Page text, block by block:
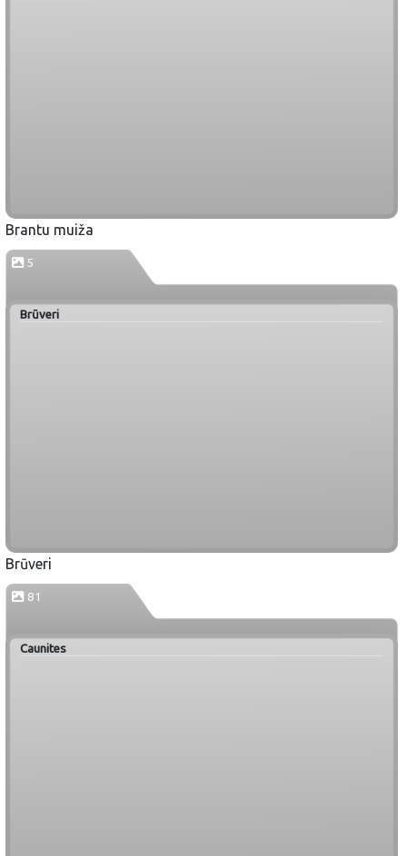
Brantu muiža
5
Brūveri
Brūveri
81
Caunites